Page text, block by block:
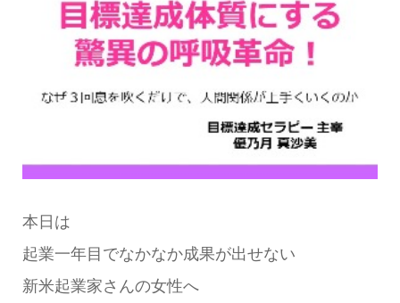
本日は
起業一年目でなかなか成果が出せない
新米起業家さんの女性へ